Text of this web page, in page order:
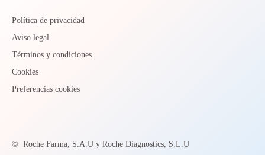
Política de privacidad
Aviso legal
Términos y condiciones
Cookies
Preferencias cookies
© Roche Farma, S.A.U y Roche Diagnostics, S.L.U